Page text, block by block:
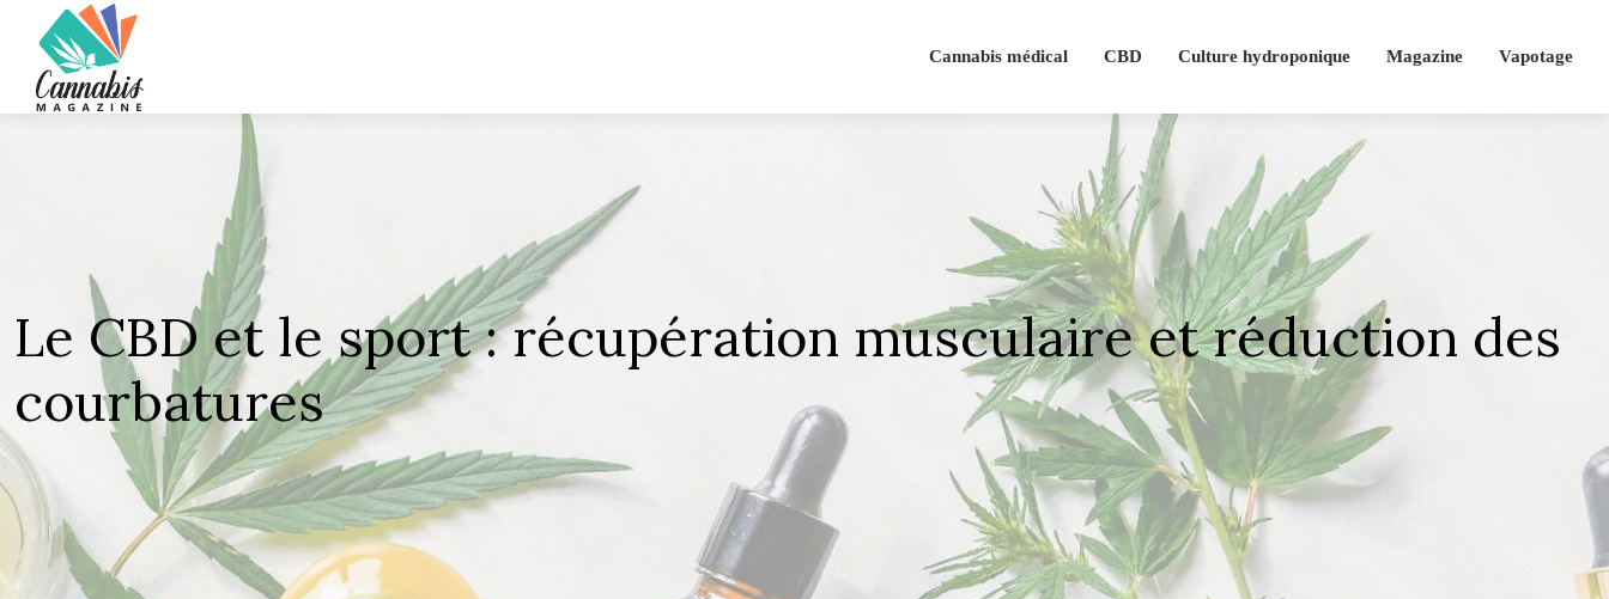
Cannabis médical CBD Culture hydroponique Magazine Vapotage
Le CBD et le sport : récupération musculaire et réduction des
courbatures